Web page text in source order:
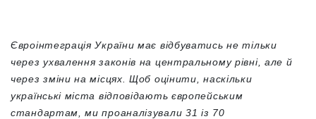
Євроінтеграція України має відбуватись не тільки
через ухвалення законів на центральному рівні, але й
через зміни на місцях. Щоб оцінити, наскільки
українські міста відповідають європейським
стандартам, ми проаналізували 31 із 70